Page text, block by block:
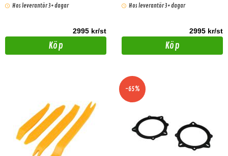
Hos leverantör 3+ dagar
2995 kr/st
Köp
Hos leverantör 3+ dagar
2995 kr/st
Köp
-65%